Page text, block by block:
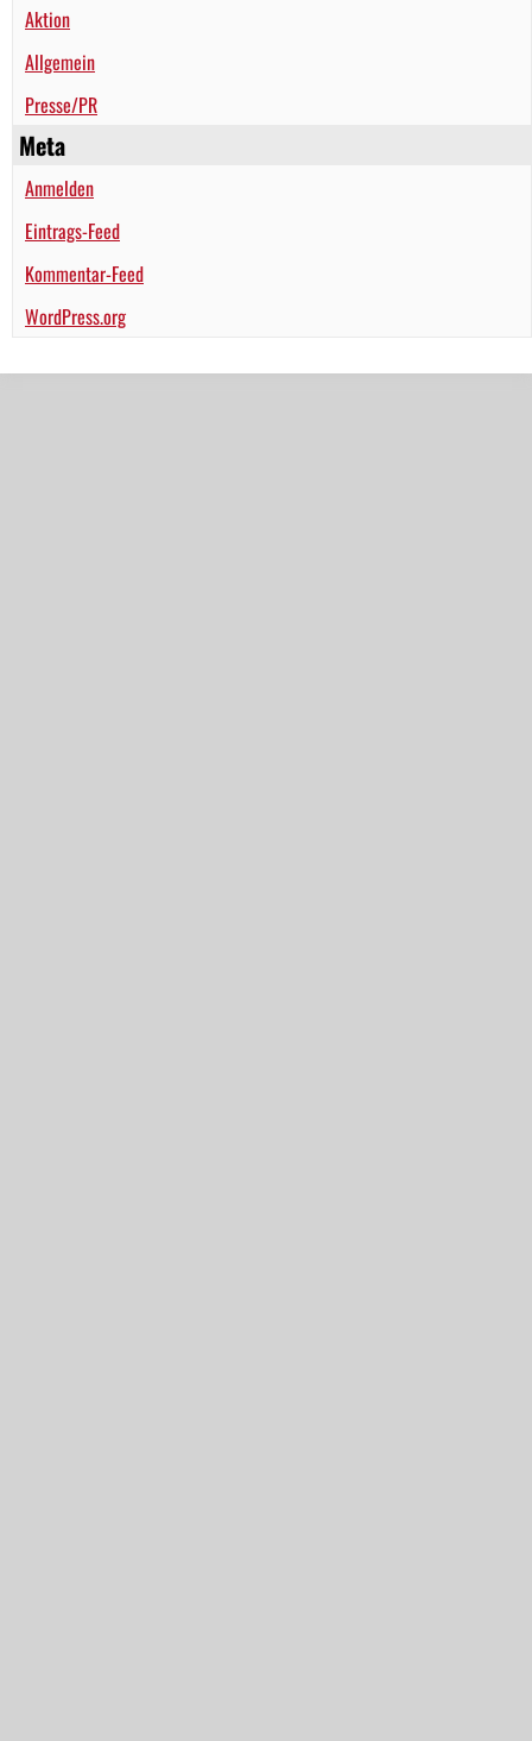
Aktion
Allgemein
Presse/PR
Meta
Anmelden
Eintrags-Feed
Kommentar-Feed
WordPress.org